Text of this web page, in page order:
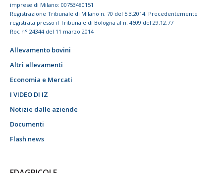
imprese di Milano: 00753480151
Registrazione Tribunale di Milano n. 70 del 5.3.2014. Precedentemente
registrata presso il Tribunale di Bologna al n. 4609 del 29.12.77
Roc n° 24344 del 11 marzo 2014
Allevamento bovini
Altri allevamenti
Economia e Mercati
I VIDEO DI IZ
Notizie dalle aziende
Documenti
Flash news